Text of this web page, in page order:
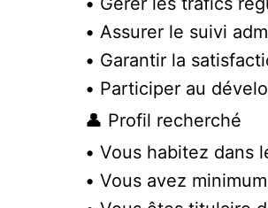
• Assurer le suivi
• Garantir la
• Participer au
👤 Profil recherché
• Vous habitez dans
• Vous avez